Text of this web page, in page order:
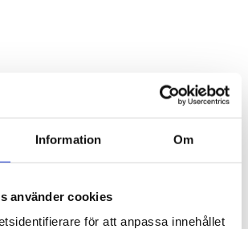
Information Om
använder cookies
för att anpassa innehållet